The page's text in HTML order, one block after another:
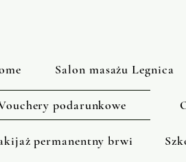
Salon masażu Legnica
podarunkowe
permanentny brwi